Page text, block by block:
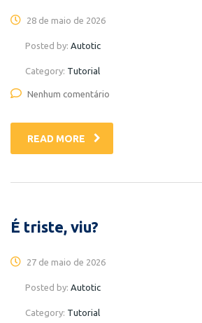
28 de maio de 2026
Posted by: Autotic
Category: Tutorial
Nenhum comentário
READ MORE
É triste, viu?
27 de maio de 2026
Posted by: Autotic
Category: Tutorial